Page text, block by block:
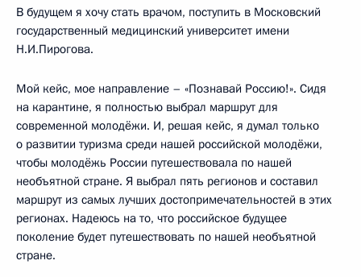
В будущем я хочу стать врачом, поступить в Московский
государственный медицинский университет имени
Н.И.Пирогова.
Мой кейс, мое направление – «Познавай Россию!». Сидя
на карантине, я полностью выбрал маршрут для
современной молодёжи. И, решая кейс, я думал только
о развитии туризма среди нашей российской молодёжи,
чтобы молодёжь России путешествовала по нашей
необъятной стране. Я выбрал пять регионов и составил
маршрут из самых лучших достопримечательностей в этих
регионах. Надеюсь на то, что российское будущее
поколение будет путешествовать по нашей необъятной
стране.